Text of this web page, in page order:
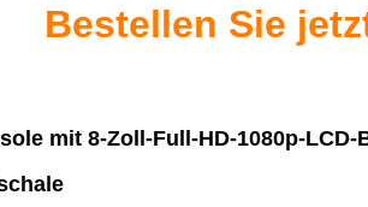
Bestellen Sie
mit 8-Zoll-Full-HD-1080p-